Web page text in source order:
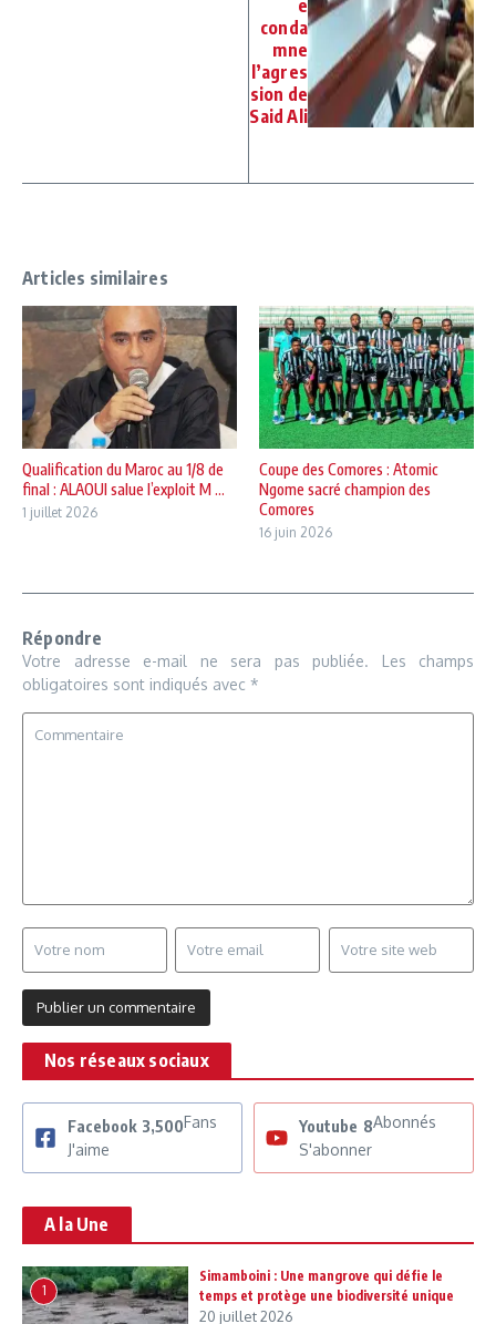
e
conda
mne
l’agres
sion de
Said Ali
Articles similaires
Qualification du Maroc au 1/8 de
final : ALAOUI salue l’exploit M ...
1 juillet 2026
Coupe des Comores : Atomic
Ngome sacré champion des
Comores
16 juin 2026
Répondre
Votre adresse e-mail ne sera pas publiée.
Les champs
obligatoires sont indiqués avec *
Nos réseaux sociaux
Facebook 3,500Fans
J'aime
Youtube 8Abonnés
S'abonner
A la Une
1
Simamboini : Une mangrove qui défie le
temps et protège une biodiversité unique
20 juillet 2026